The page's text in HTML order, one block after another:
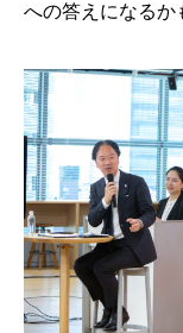
への答えになるか